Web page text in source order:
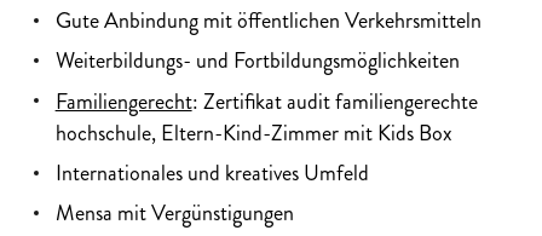
Gute Anbindung mit öffentlichen Verkehrsmitteln
Weiterbildungs- und Fortbildungsmöglichkeiten
Familiengerecht: Zertifikat audit familiengerechte
hochschule, Eltern-Kind-Zimmer mit Kids Box
Internationales und kreatives Umfeld
Mensa mit Vergünstigungen